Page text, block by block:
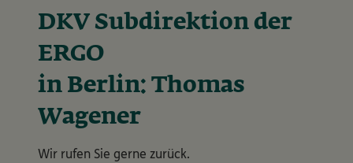
DKV Subdirektion der
ERGO
in Berlin: Thomas
Wagener
Wir rufen Sie gerne zurück.